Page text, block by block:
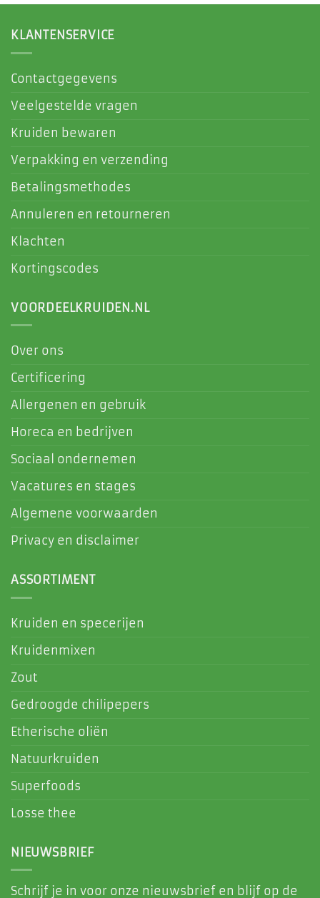
KLANTENSERVICE
Contactgegevens
Veelgestelde vragen
Kruiden bewaren
Verpakking en verzending
Betalingsmethodes
Annuleren en retourneren
Klachten
Kortingscodes
VOORDEELKRUIDEN.NL
Over ons
Certificering
Allergenen en gebruik
Horeca en bedrijven
Sociaal ondernemen
Vacatures en stages
Algemene voorwaarden
Privacy en disclaimer
ASSORTIMENT
Kruiden en specerijen
Kruidenmixen
Zout
Gedroogde chilipepers
Etherische oliën
Natuurkruiden
Superfoods
Losse thee
NIEUWSBRIEF
Schrijf je in voor onze nieuwsbrief en blijf op de